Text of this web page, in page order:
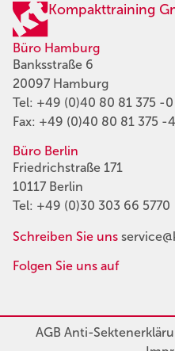
Kompakttraining
Büro Hamburg
Banksstraße 6
20097 Hamburg
Tel: +49 (0)40 80 81 375 -0
Fax: +49 (0)40 80 81 375 -
Büro Berlin
Friedrichstraße 171
10117 Berlin
Tel: +49 (0)30 303 66 5770
Schreiben Sie uns
Folgen Sie uns auf
AGBAnti-